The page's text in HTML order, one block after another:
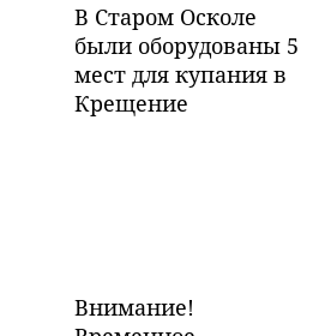
В Старом Осколе
были оборудованы 5
мест для купания в
Крещение
Внимание!